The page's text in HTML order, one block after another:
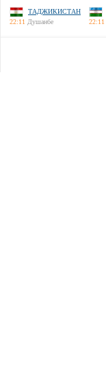
ТАДЖИКИСТАН
22:11 Душанбе
22:11